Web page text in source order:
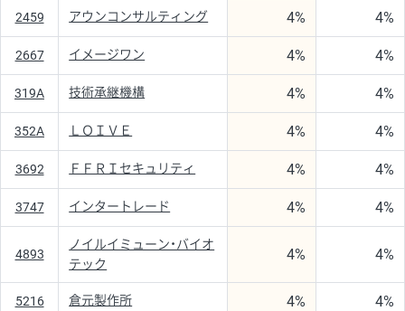
2459 アウンコンサルティング 4% 4%
2667 イメージワン 4% 4%
319A 技術承継機構 4% 4%
352A ＬＯＩＶＥ 4% 4%
3692 ＦＦＲＩセキュリティ 4% 4%
3747 インタートレード 4% 4%
4893
ノイルイミューン・バイオ
テック
4% 4%
5216 倉元製作所 4% 4%